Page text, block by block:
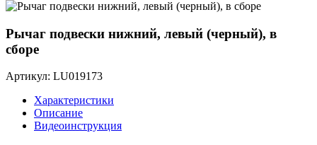
Рычаг подвески нижний, левый (черный), в
сборе
Артикул: LU019173
Характеристики
Описание
Видеоинструкция